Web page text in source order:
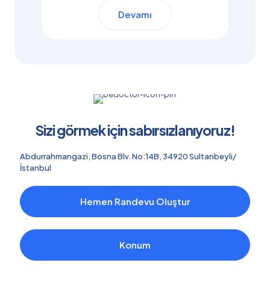
Devamı
Sizi görmek için sabırsızlanıyoruz!
Abdurrahmangazi, Bosna Blv. No:14B, 34920 Sultanbeyli/
İstanbul
Hemen Randevu Oluştur
Konum